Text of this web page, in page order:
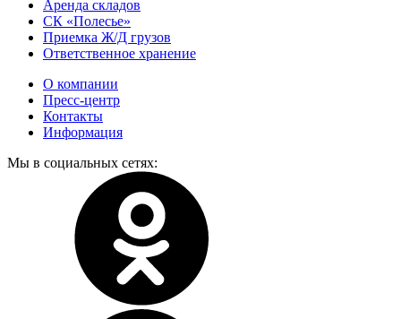
Аренда складов
СК «Полесье»
Приемка Ж/Д грузов
Ответственное хранение
О компании
Пресс-центр
Контакты
Информация
Мы в социальных сетях: